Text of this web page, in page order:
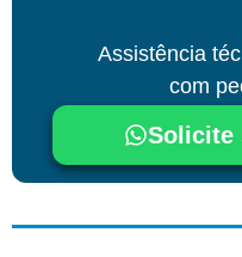
Assistência
com
Solicite